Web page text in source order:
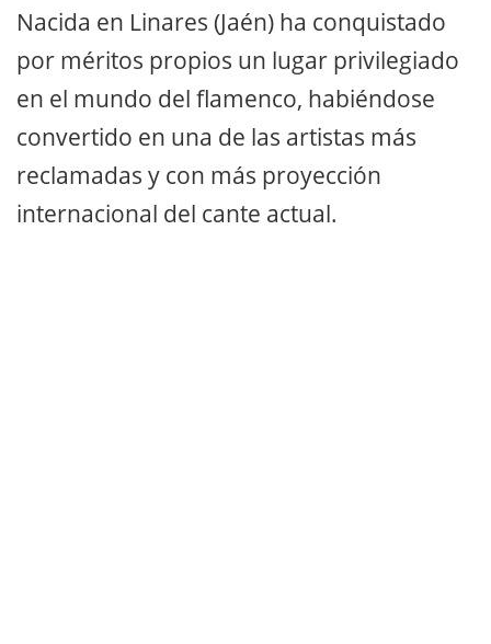
Nacida en Linares (Jaén) ha conquistado
por méritos propios un lugar privilegiado
en el mundo del flamenco, habiéndose
convertido en una de las artistas más
reclamadas y con más proyección
internacional del cante actual.